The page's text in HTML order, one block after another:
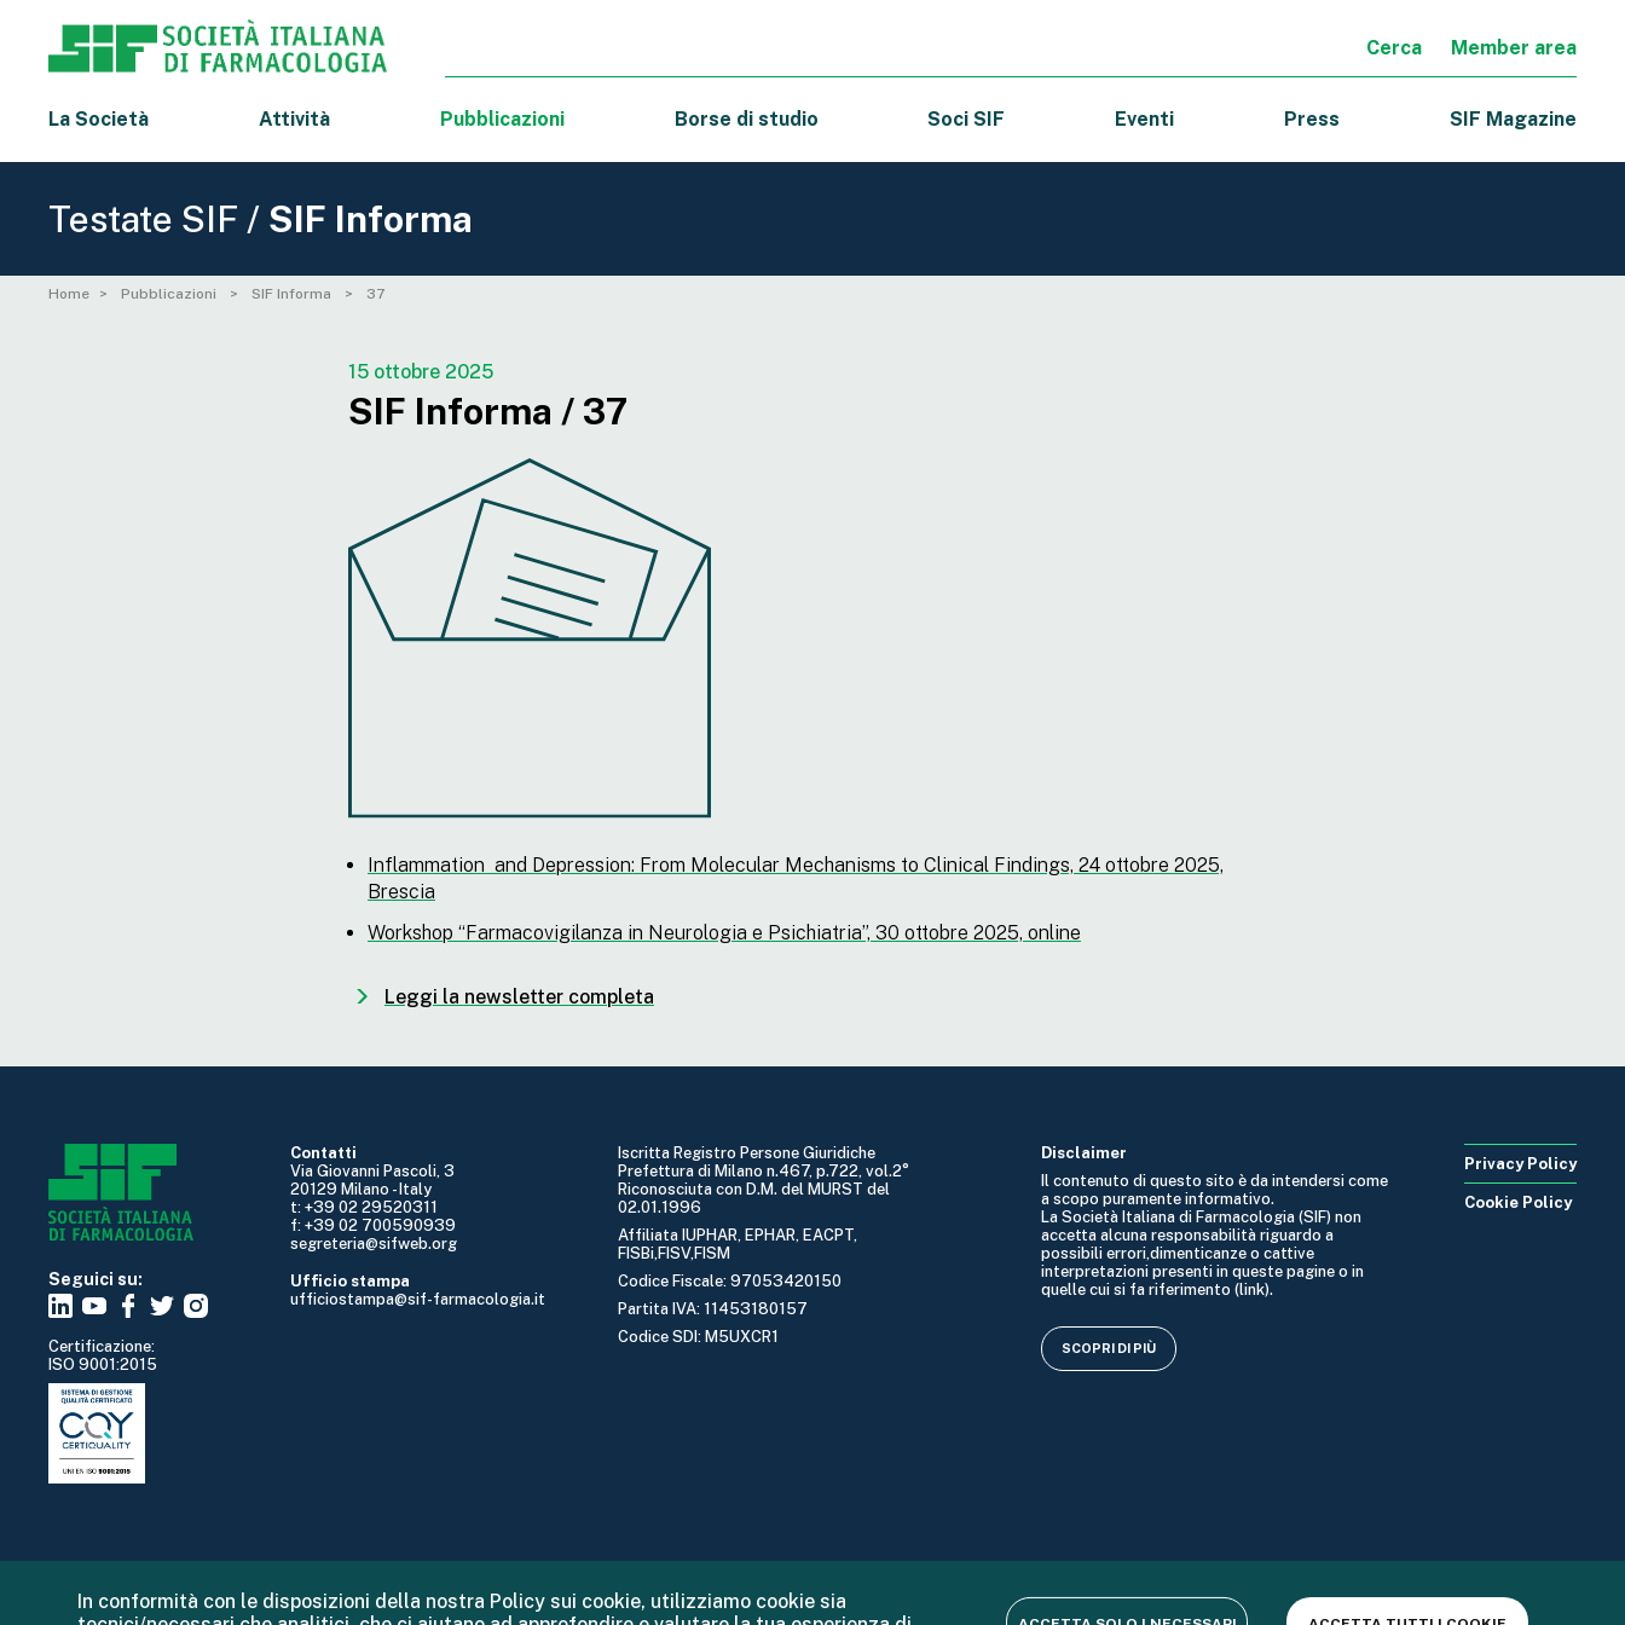
Cerca Member area
La Società Attività Pubblicazioni Borse di studio Soci SIF Eventi Press SIF Magazine
Testate SIF / SIF Informa
Home Pubblicazioni SIF Informa 37
15 ottobre 2025
SIF Informa / 37
Inflammation and Depression: From Molecular Mechanisms to Clinical Findings, 24 ottobre 2025,
Brescia
Workshop “Farmacovigilanza in Neurologia e Psichiatria”, 30 ottobre 2025, online
Leggi la newsletter completa
Seguici su:
Certificazione:
ISO 9001:2015
Contatti
Via Giovanni Pascoli, 3
20129 Milano - Italy
t: +39 02 29520311
f: +39 02 700590939
segreteria@sifweb.org
Ufficio stampa
ufficiostampa@sif-farmacologia.it
Iscritta Registro Persone Giuridiche
Prefettura di Milano n.467, p.722, vol.2°
Riconosciuta con D.M. del MURST del
02.01.1996
Affiliata IUPHAR, EPHAR, EACPT,
FISBi,FISV,FISM
Codice Fiscale: 97053420150
Partita IVA: 11453180157
Codice SDI: M5UXCR1
Disclaimer
Il contenuto di questo sito è da intendersi come
a scopo puramente informativo.
La Società Italiana di Farmacologia (SIF) non
accetta alcuna responsabilità riguardo a
possibili errori,dimenticanze o cattive
interpretazioni presenti in queste pagine o in
quelle cui si fa riferimento (link).
SCOPRI DI PIÙ
Privacy Policy
Cookie Policy
In conformità con le disposizioni della nostra Policy sui cookie, utilizziamo cookie sia